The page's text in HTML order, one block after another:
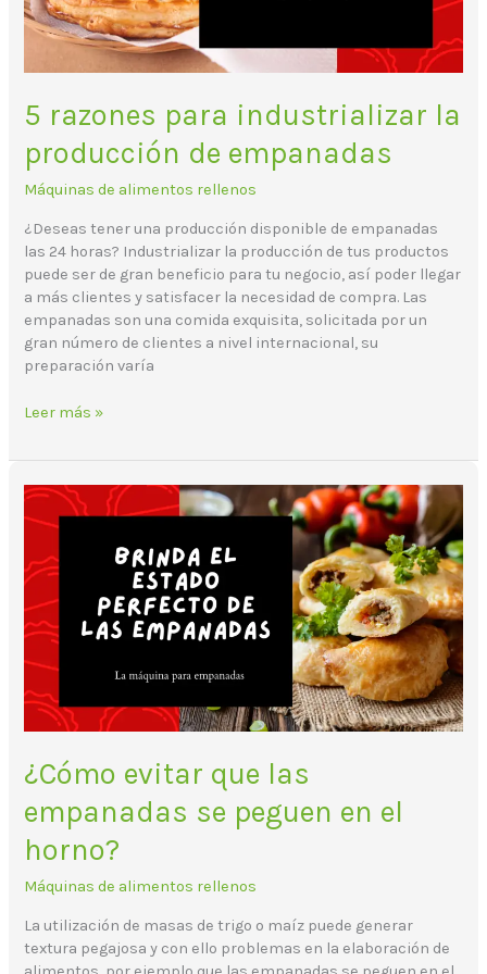
5 razones para industrializar la
producción de empanadas
Máquinas de alimentos rellenos
¿Deseas tener una producción disponible de empanadas
las 24 horas? Industrializar la producción de tus productos
puede ser de gran beneficio para tu negocio, así poder llegar
a más clientes y satisfacer la necesidad de compra. Las
empanadas son una comida exquisita, solicitada por un
gran número de clientes a nivel internacional, su
preparación varía
Leer más »
¿Cómo evitar que las
empanadas se peguen en el
horno?
Máquinas de alimentos rellenos
La utilización de masas de trigo o maíz puede generar
textura pegajosa y con ello problemas en la elaboración de
¿Cómo
evitar
las
empanadas
se
peguen
horno?